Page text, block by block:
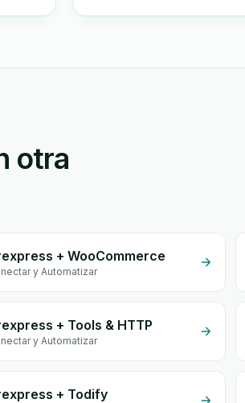
otra
+ WooCommerce
y Automatizar
+ Tools & HTTP
y Automatizar
+ Todify